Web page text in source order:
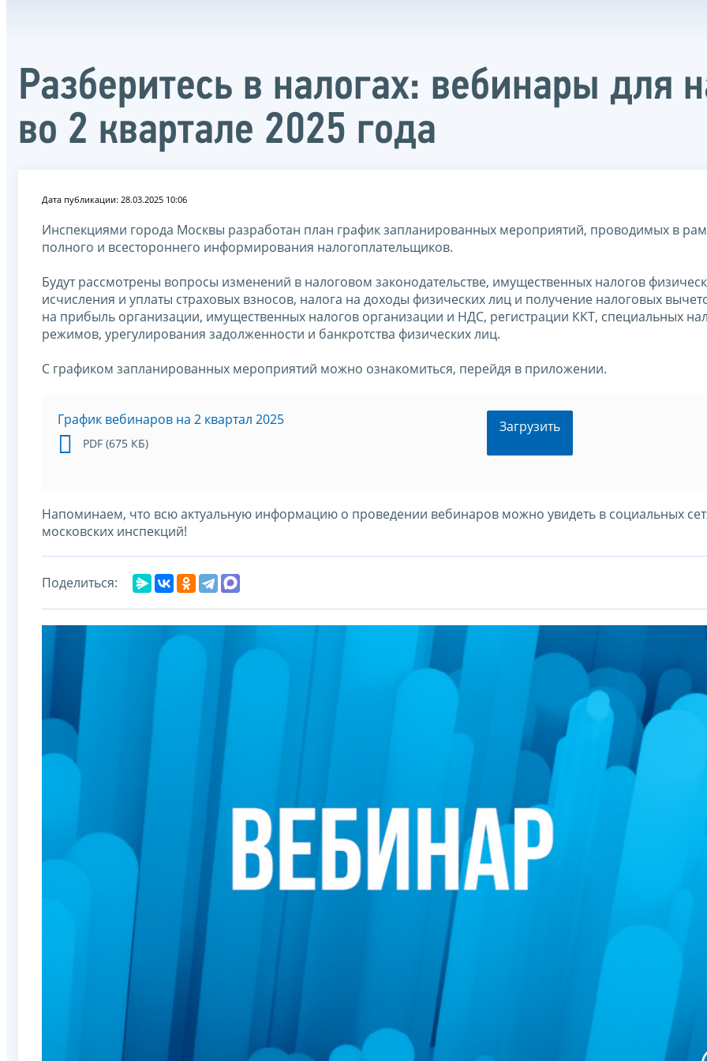
Разберитесь в налогах: вебинары для
во 2 квартале 2025 года
Дата публикации: 28.03.2025 10:06
Инспекциями города Москвы разработан план график запланированных мероприятий, проводимых в
полного и всестороннего информирования налогоплательщиков.
Будут рассмотрены вопросы изменений в налоговом законодательстве, имущественных налогов
исчисления и уплаты страховых взносов, налога на доходы физических лиц и получение налоговых
на прибыль организации, имущественных налогов организации и НДС, регистрации ККТ, специальных
режимов, урегулирования задолженности и банкротства физических лиц.
С графиком запланированных мероприятий можно ознакомиться, перейдя в приложении.
График вебинаров на 2 квартал 2025
PDF (675 КБ)
Загрузить
Напоминаем, что всю актуальную информацию о проведении вебинаров можно увидеть в социальных
московских инспекций!
Поделиться: